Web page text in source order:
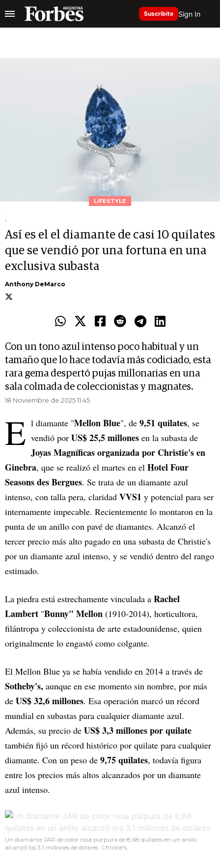
Suscribite Sign In
LIFESTYLE
.
.
Así es el el diamante de casi 10 quilates
que se vendió por una fortuna en una
exclusiva subasta
Anthony DeMarco
Con un tono azul intenso poco habitual y un
tamaño que lo hace todavía más codiciado, esta
rara gema despertó pujas millonarias en una
sala colmada de coleccionistas y magnates.
18 Noviembre de 2025 11.45
E l diamante "Mellon Blue", de 9,51 quilates, se
vendió por US$ 25,5 millones en la subasta de
Joyas Magníficas organizada por Christie's en
Ginebra, que se realizó el martes en el Hotel Four
Seasons des Bergues. Se trata de un diamante azul
intenso, con talla pera, claridad VVS1 y potencial para ser
internamente impecable. Recientemente lo montaron en la
punta de un anillo con pavé de diamantes. Alcanzó el
tercer precio más alto pagado en una subasta de Christie's
por un diamante azul intenso, y se vendió dentro del rango
estimado.
La piedra está estrechamente vinculada a Rachel
Lambert "Bunny" Mellon (1910-2014), horticultora,
filántropa y coleccionista de arte estadounidense, quien
originalmente lo engastó como colgante.
El Mellon Blue ya se había vendido en 2014 a través de
Sotheby's, aunque en ese momento sin nombre, por más
de US$ 32,6 millones. Esa operación marcó un récord
mundial en subastas para cualquier diamante azul.
Además, su precio de US$ 3,3 millones por quilate
también fijó un récord histórico por quilate para cualquier
diamante. Con un peso de 9,75 quilates, todavía figura
entre los precios más altos alcanzados por un diamante
azul intenso.
Un diamante JAR de color rosa púrpura de 8,68 quilates en un anillo
alcanzó los 3,1 millones de dólares. Christie's.